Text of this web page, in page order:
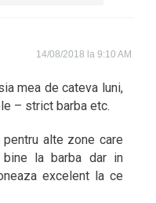
14/08/2018 la 9:10 AM
mea de cateva luni,
– strict barba etc.
alte zone care
la barba dar in
excelent la ce